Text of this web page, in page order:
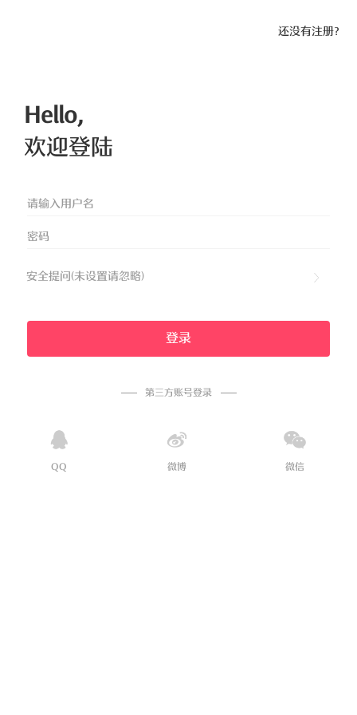
还没有注册？
Hello,
欢迎登陆
安全提问(未设置请忽略)
登录
第三方账号登录
QQ 微博 微信